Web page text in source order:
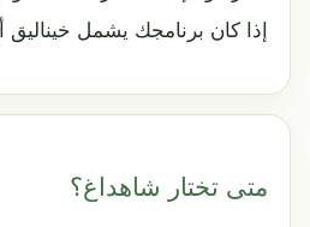
إذا كان برنامجك يشمل خيناليق
متى تختار شاهداغ؟